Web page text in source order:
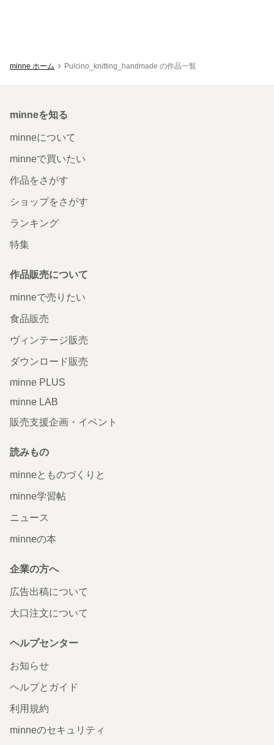
minne ホーム Pulcino_knitting_handmade の作品一覧
minneを知る
minneについて
minneで買いたい
作品をさがす
ショップをさがす
ランキング
特集
作品販売について
minneで売りたい
食品販売
ヴィンテージ販売
ダウンロード販売
minne PLUS
minne LAB
販売支援企画・イベント
読みもの
minneとものづくりと
minne学習帖
ニュース
minneの本
企業の方へ
広告出稿について
大口注文について
ヘルプセンター
お知らせ
ヘルプとガイド
利用規約
minneのセキュリティ